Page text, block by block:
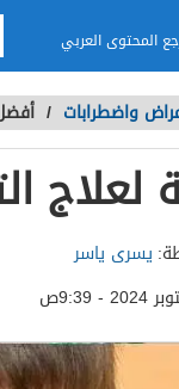
المحتوى العربي
واضطرابات /
يسرى ياسر